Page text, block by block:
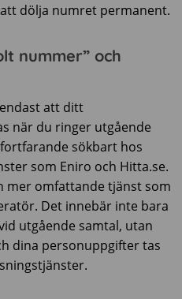
dölja numret permanent.
nummer” och
att ditt
när du ringer utgående
sökbart hos
som Eniro och Hitta.se.
mer omfattande tjänst som
Det innebär inte bara
utgående samtal, utan
dina personuppgifter tas